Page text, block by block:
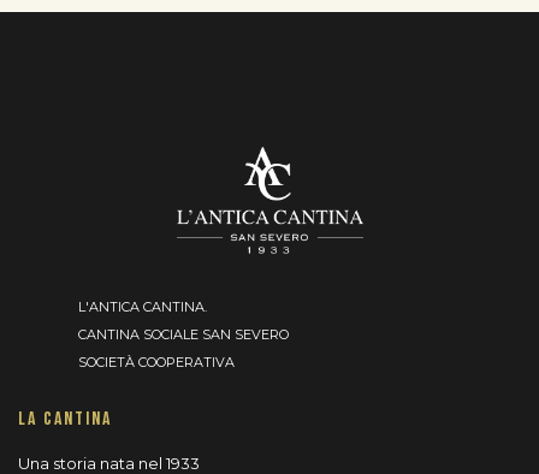
L'ANTICA CANTINA.
CANTINA SOCIALE SAN SEVERO
SOCIETÀ COOPERATIVA
LA CANTINA
Una storia nata nel 1933